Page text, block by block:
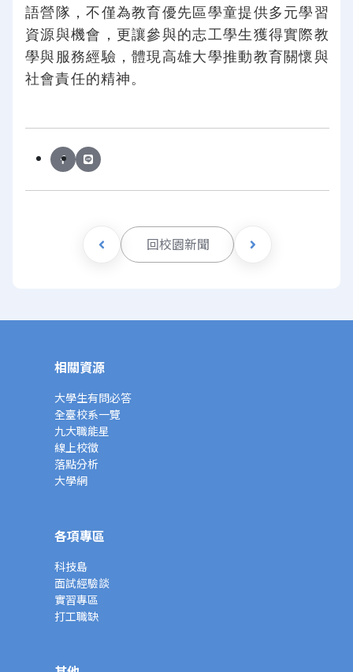
語營隊，不僅為教育優先區學童提供多元學習
資源與機會，更讓參與的志工學生獲得實際教
學與服務經驗，體現高雄大學推動教育關懷與
社會責任的精神。
回校園新聞
相關資源
大學生有問必答
全臺校系一覽
九大職能星
線上校徵
落點分析
大學網
各項專區
科技島
面試經驗談
實習專區
打工職缺